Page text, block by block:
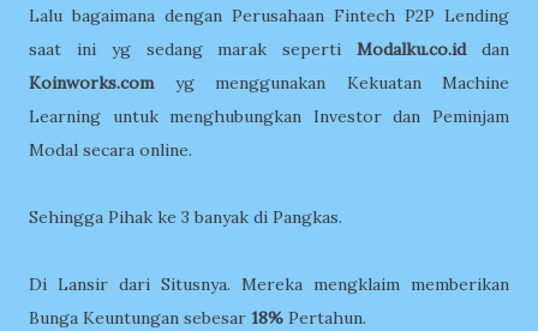
Lalu bagaimana dengan Perusahaan Fintech P2P Lending
saat ini yg sedang marak sepertiModalku.co.iddan
Koinworks.comyg menggunakan Kekuatan Machine
Learning untuk menghubungkan Investor dan Peminjam
Modal secara online.
Sehingga Pihak ke 3 banyak di Pangkas.
Di Lansir dari Situsnya. Mereka mengklaim memberikan
Bunga Keuntungan sebesar 18% Pertahun.